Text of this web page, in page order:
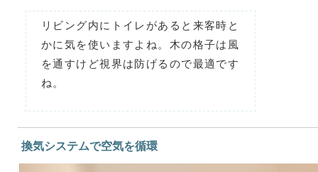
リビング内にトイレがあると来客時と
かに気を使いますよね。木の格子は風
を通すけど視界は防げるので最適です
ね。
換気システムで空気を循環